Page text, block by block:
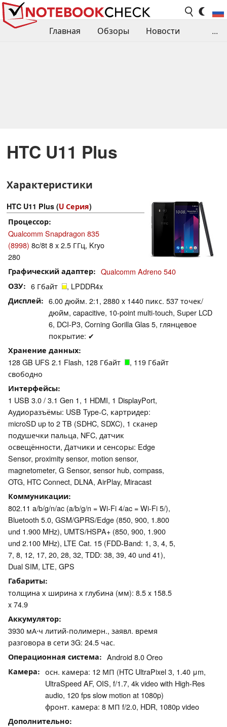
Главная Обзоры
Новости
...
HTC U11 Plus
Характеристики
HTC U11 Plus (U Серия)
Процессор
Qualcomm Snapdragon 835
(8998) 8c/8t 8 x 2.5 ГГц, Kryo
280
Графический адаптер Qualcomm Adreno 540
ОЗУ 6 Гбайт , LPDDR4x
Дисплей
6.00 дюйм. 2:1, 2880 x 1440 пикс. 537 точек/
дюйм, capacitive, 10-point multi-touch, Super LCD
6, DCI-P3, Corning Gorilla Glas 5, глянцевое
покрытие: ✔
Хранение данных
128 GB UFS 2.1 Flash, 128 Гбайт
, 119 Гбайт
свободно
Интерфейсы
1 USB 3.0 / 3.1 Gen 1, 1 HDMI, 1 DisplayPort,
Аудиоразъёмы: USB Type-C, картридер:
microSD up to 2 TB (SDHC, SDXC), 1 сканер
подушечки пальца, NFC, датчик
освещённости, Датчики и сенсоры: Edge
Sensor, proximity sensor, motion sensor,
magnetometer, G Sensor, sensor hub, compass,
OTG, HTC Connect, DLNA, AirPlay, Miracast
Коммуникации
802.11 a/b/g/n/ac (a/b/g/n = Wi-Fi 4/ac = Wi-Fi 5/),
Bluetooth 5.0, GSM/GPRS/Edge (850, 900, 1.800
und 1.900 MHz), UMTS/HSPA+ (850, 900, 1.900
und 2.100 MHz), LTE Cat. 15 (FDD-Band: 1, 3, 4, 5,
7, 8, 12, 17, 20, 28, 32, TDD: 38, 39, 40 und 41),
Dual SIM, LTE, GPS
Габариты
толщина х ширина х глубина (мм): 8.5 x 158.5
x 74.9
Аккумулятор
3930 мА⋅ч литий-полимерн., заявл. время
разговора в сети 3G: 24.5 час.
Операционная система Android 8.0 Oreo
Камера
осн. камера: 12 МП (HTC UltraPixel 3, 1.40 μm,
UltraSpeed AF, OIS, f/1.7, 4k video with High-Res
audio, 120 fps slow motion at 1080p)
фронт. камера: 8 МП f/2.0, HDR, 1080p video
Дополнительно